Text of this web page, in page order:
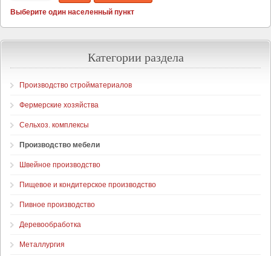
Выберите один населенный пункт
Категории раздела
Производство стройматериалов
Фермерские хозяйства
Сельхоз. комплексы
Производство мебели
Швейное производство
Пищевое и кондитерское производство
Пивное производство
Деревообработка
Металлургия